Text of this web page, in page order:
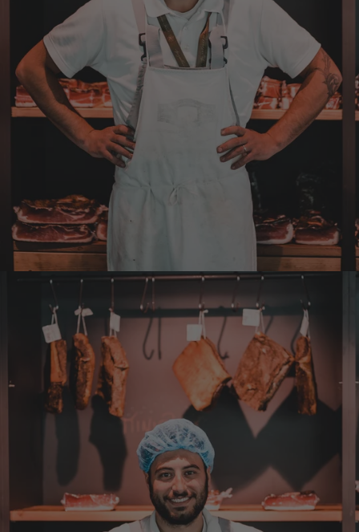
Verifizierter Kunde
Qualität, Geschmack die Lieferung und die
Verpackung, alles super. Bei kleinen
Problemen wurde sofort geholfen. Hier kann
man ohne bedenken bestellen.
7.8.2026
Steffi
Verifizierter Kunde
Sehr gute Produkte und auch eine schnelle
Lieferung. Produkte auch lange haltbar.
7.8.2026
Bernhard
Verifizierter Kunde
Die Ware wurde sehr schnell geliefert und ich
habe sie dann auch gleich probiert und es ist
natürlich ein wunderbarer Geschmack aus
Tirol und ich bin froh, dass sie so eine gute
Qualität liefert
Verifizierter Kunde
Der Schinken schmeckt sehr gut durch die
Bergkräuter. Ich würde mir wünschen